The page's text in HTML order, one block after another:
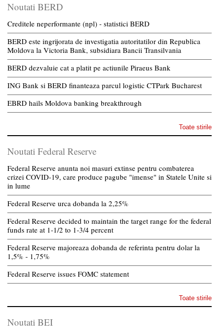
Noutati BERD
Creditele neperformante (npl) - statistici BERD
BERD este ingrijorata de investigatia autoritatilor din Republica
Moldova la Victoria Bank, subsidiara Bancii Transilvania
BERD dezvaluie cat a platit pe actiunile Piraeus Bank
ING Bank si BERD finanteaza parcul logistic CTPark Bucharest
EBRD hails Moldova banking breakthrough
Toate stirile
Noutati Federal Reserve
Federal Reserve anunta noi masuri extinse pentru combaterea
crizei COVID-19, care produce pagube "imense" in Statele Unite si
in lume
Federal Reserve urca dobanda la 2,25%
Federal Reserve decided to maintain the target range for the federal
funds rate at 1-1/2 to 1-3/4 percent
Federal Reserve majoreaza dobanda de referinta pentru dolar la
1,5% - 1,75%
Federal Reserve issues FOMC statement
Toate stirile
Noutati BEI